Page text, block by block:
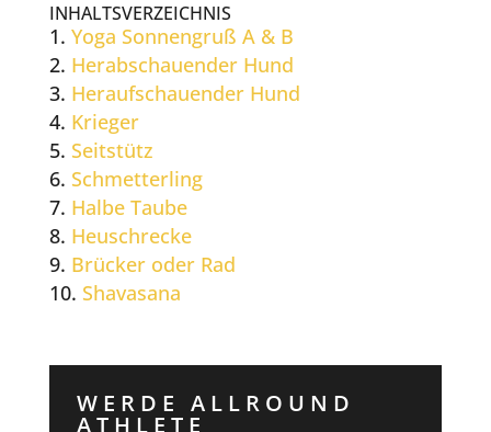
INHALTSVERZEICHNIS
Yoga Sonnengruß A & B
Herabschauender Hund
Heraufschauender Hund
Krieger
Seitstütz
Schmetterling
Halbe Taube
Heuschrecke
Brücker oder Rad
Shavasana
WERDE ALLROUND
ATHLETE